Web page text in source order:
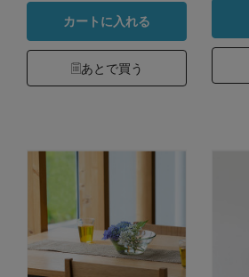
カートに入れる
あとで買う